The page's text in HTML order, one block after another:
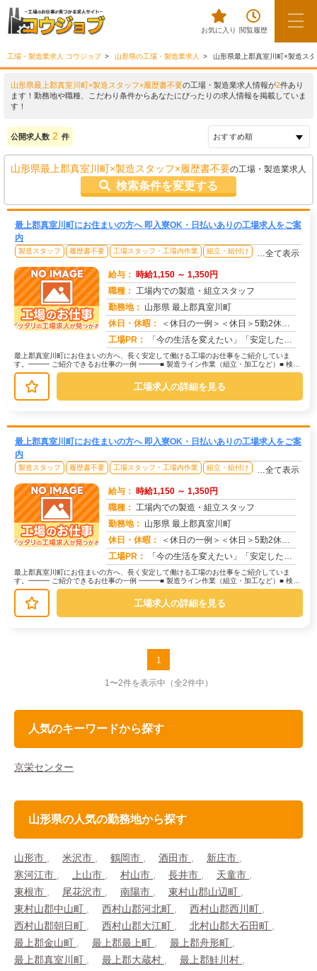
お気に入り 閲覧履歴
工場・製造業求人 コウジョブ 山形県の工場・製造業求人 山形県最上郡真室川町×製造ス
山形県最上郡真室川町×製造スタッフ×履歴書不要の工場・製造業求人情報が2件あり
ます！勤務地や職種、こだわり条件からあなたにぴったりの求人情報を掲載していま
す！
公開求人数 2 件
山形県最上郡真室川町×製造スタッフ×履歴書不要の工場・製造業求人
検索条件を変更する
最上郡真室川町にお住まいの方へ 即入寮OK・日払いありの工場求人をご案
内
製造スタッフ 履歴書不要 工場スタッフ・工場内作業 組立・組付け …全て表示
給与： 時給1,150 ～ 1,350円
職種： 工場内での製造・組立スタッフ
勤務地： 山形県 最上郡真室川町
休日・休暇：
＜休日の一例＞＜休日＞5勤2休（工場カレンダーによる）★ＧＷ・夏季・年末年始休暇あり★有給休暇あり※配属先により休...
工場PR：
「今の生活を変えたい」「安定した収入がほしい」そんなあなたの想いに応えます。株式会社京栄センターは、工場・製造業に...
最上郡真室川町にお住まいの方へ、長く安定して働ける工場のお仕事をご紹介していま
す。━━━ ご紹介できるお仕事の一例 ━━━■ 製造ライン作業（組立・加工など）■ 検
査・検品（目視チェックなど）■...
工場求人の詳細を見る
最上郡真室川町にお住まいの方へ 即入寮OK・日払いありの工場求人をご案
内
製造スタッフ 履歴書不要 工場スタッフ・工場内作業 組立・組付け …全て表示
給与： 時給1,150 ～ 1,350円
職種： 工場内での製造・組立スタッフ
勤務地： 山形県 最上郡真室川町
休日・休暇：
＜休日の一例＞＜休日＞5勤2休（工場カレンダーによる）★ＧＷ・夏季・年末年始休暇あり★有給休暇あり※配属先により休...
工場PR：
「今の生活を変えたい」「安定した収入がほしい」そんなあなたの想いに応えます。株式会社京栄センターは、工場・製造業に...
最上郡真室川町にお住まいの方へ、長く安定して働ける工場のお仕事をご紹介していま
す。━━━ ご紹介できるお仕事の一例 ━━━■ 製造ライン作業（組立・加工など）■ 検
査・検品（目視チェックなど）■...
工場求人の詳細を見る
1
1〜2件を表示中 （全2件中）
人気のキーワードから探す
京栄センター
山形県の人気の勤務地から探す
山形市 米沢市 鶴岡市 酒田市
新庄市
寒河江市
上山市 村山市 長井市
天童市
東根市
尾花沢市 南陽市
東村山郡山辺町
東村山郡中山町
西村山郡河北町
西村山郡西川町
西村山郡朝日町
西村山郡大江町
北村山郡大石田町
最上郡金山町
最上郡最上町
最上郡舟形町
最上郡真室川町
最上郡大蔵村
最上郡鮭川村